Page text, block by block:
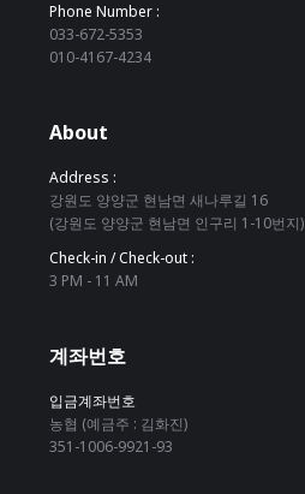
Phone Number :
033-672-5353
010-4167-4234
About
Address :
강원도 양양군 현남면 새나루길 16
(강원도 양양군 현남면 인구리 1-10번지)
Check-in / Check-out :
3 PM - 11 AM
계좌번호
입금계좌번호
농협 (예금주 : 김화진)
351-1006-9921-93